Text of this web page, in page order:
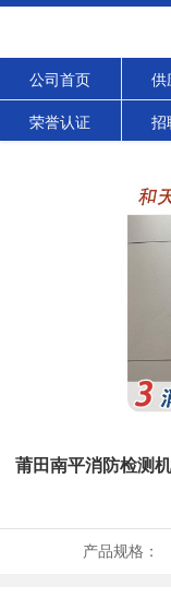
公司首页 供
荣誉认证 招
莆田南平消防检测
产品规格：